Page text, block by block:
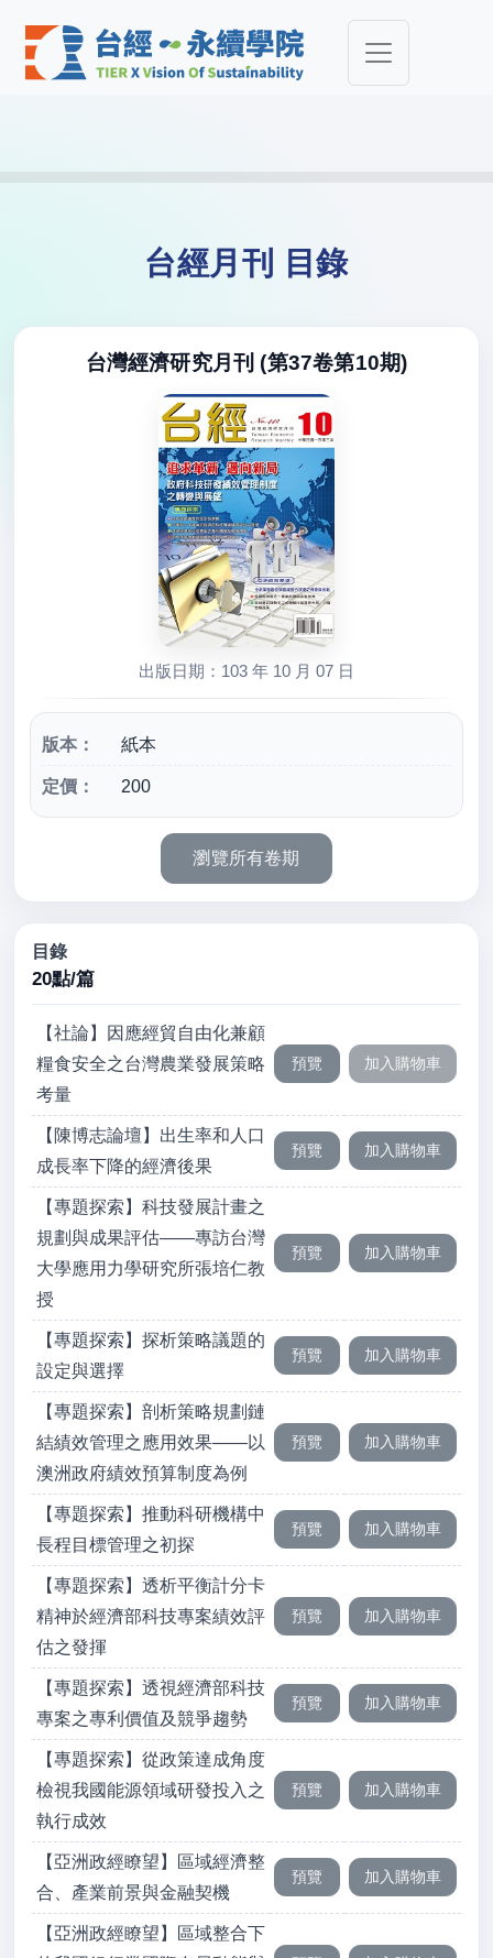
台經月刊 目錄
台灣經濟研究月刊 (第37卷第10期)
出版日期：103 年 10 月 07 日
版本： 紙本
定價： 200
目錄
20點/篇
【社論】因應經貿自由化兼顧
糧食安全之台灣農業發展策略
考量
【陳博志論壇】出生率和人口
成長率下降的經濟後果
【專題探索】科技發展計畫之
規劃與成果評估——專訪台灣
大學應用力學研究所張培仁教
授
【專題探索】探析策略議題的
設定與選擇
【專題探索】剖析策略規劃鏈
結績效管理之應用效果——以
澳洲政府績效預算制度為例
【專題探索】推動科研機構中
長程目標管理之初探
【專題探索】透析平衡計分卡
精神於經濟部科技專案績效評
估之發揮
【專題探索】透視經濟部科技
專案之專利價值及競爭趨勢
【專題探索】從政策達成角度
檢視我國能源領域研發投入之
執行成效
【亞洲政經瞭望】區域經濟整
合、產業前景與金融契機
【亞洲政經瞭望】區域整合下